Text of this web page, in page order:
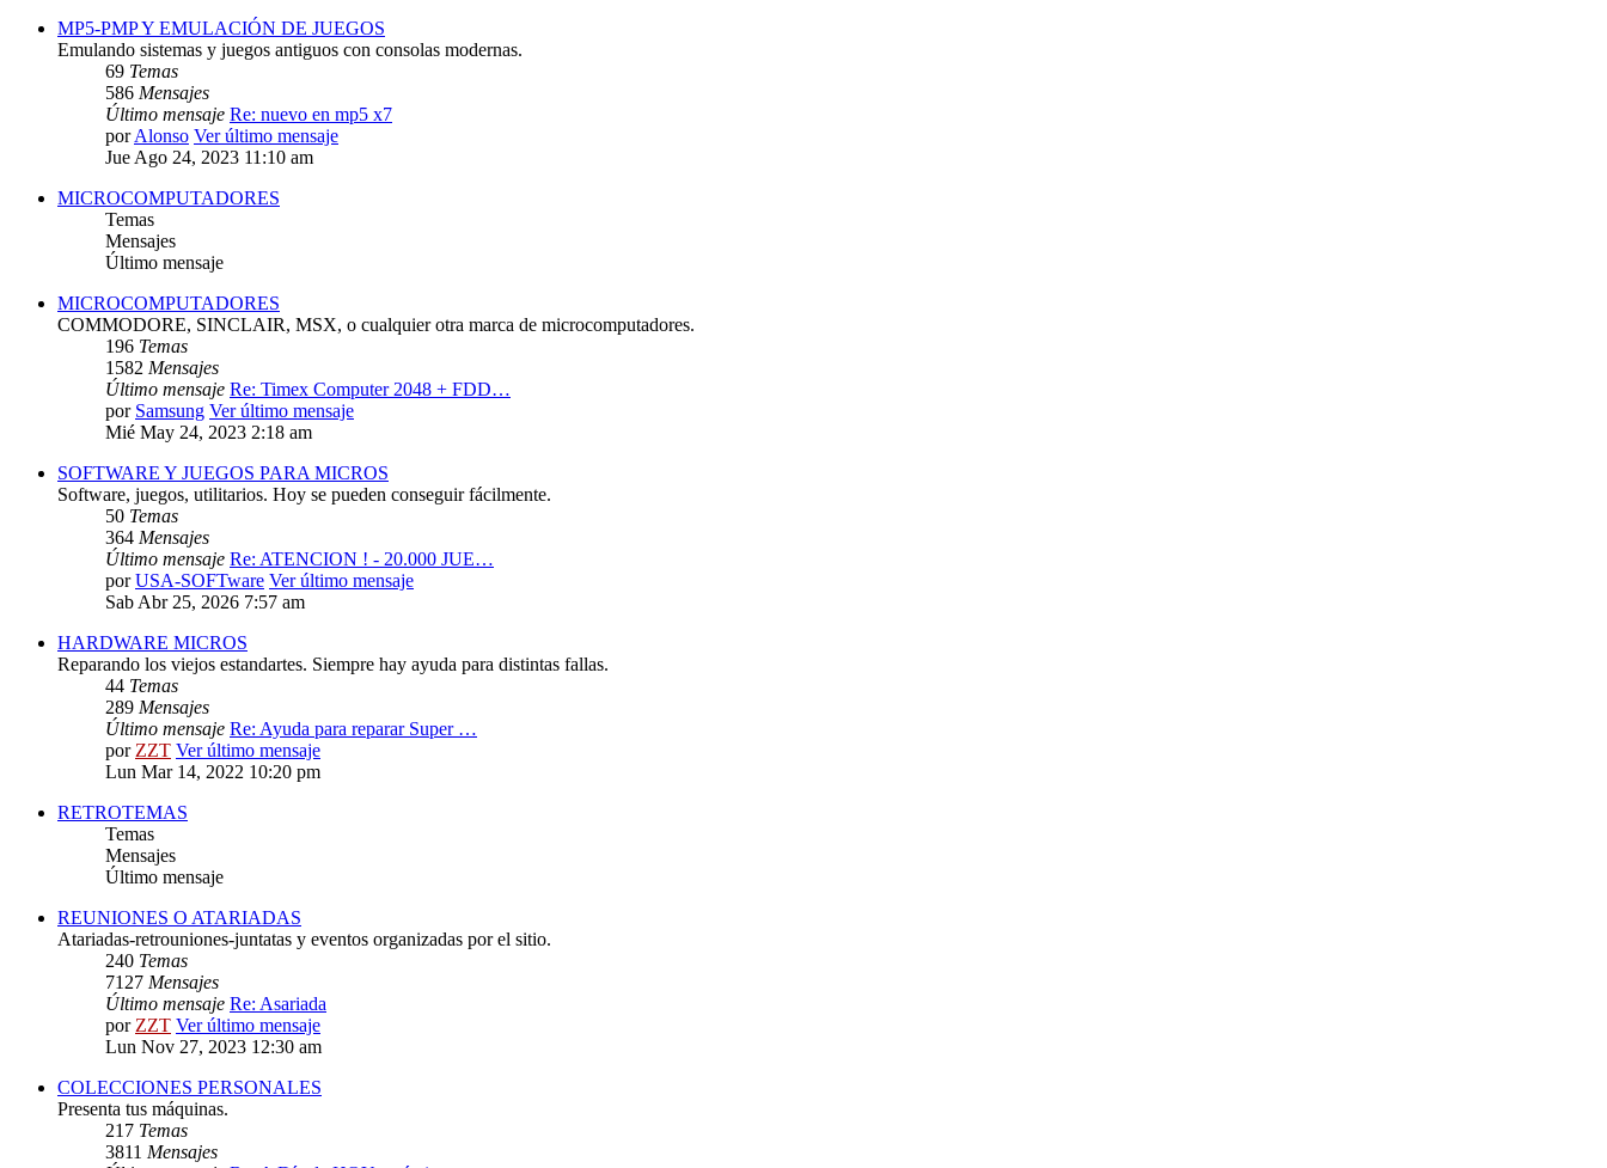
MP5-PMP Y EMULACIÓN DE JUEGOS
Emulando sistemas y juegos antiguos con consolas modernas.
69 Temas
586 Mensajes
Último mensaje Re: nuevo en mp5 x7
porAlonso Ver último mensaje
Jue Ago 24, 2023 11:10 am
MICROCOMPUTADORES
Temas
Mensajes
Último mensaje
MICROCOMPUTADORES
COMMODORE, SINCLAIR, MSX, o cualquier otra marca de microcomputadores.
196 Temas
1582 Mensajes
Último mensaje Re: Timex Computer 2048 + FDD…
por Samsung Ver último mensaje
Mié May 24, 2023 2:18 am
SOFTWARE Y JUEGOS PARA MICROS
Software, juegos, utilitarios. Hoy se pueden conseguir fácilmente.
50 Temas
364 Mensajes
Último mensaje Re: ATENCION ! - 20.000 JUE…
porUSA-SOFTware Ver último mensaje
Sab Abr 25, 2026 7:57 am
HARDWARE MICROS
Reparando los viejos estandartes. Siempre hay ayuda para distintas fallas.
44 Temas
289 Mensajes
Último mensaje Re: Ayuda para reparar Super …
porZZT Ver último mensaje
Lun Mar 14, 2022 10:20 pm
RETROTEMAS
Temas
Mensajes
Último mensaje
REUNIONES O ATARIADAS
Atariadas-retrouniones-juntatas y eventos organizadas por el sitio.
240 Temas
7127 Mensajes
Último mensaje Re: Asariada
porZZT Ver último mensaje
Lun Nov 27, 2023 12:30 am
COLECCIONES PERSONALES
Presenta tus máquinas.
217 Temas
3811 Mensajes